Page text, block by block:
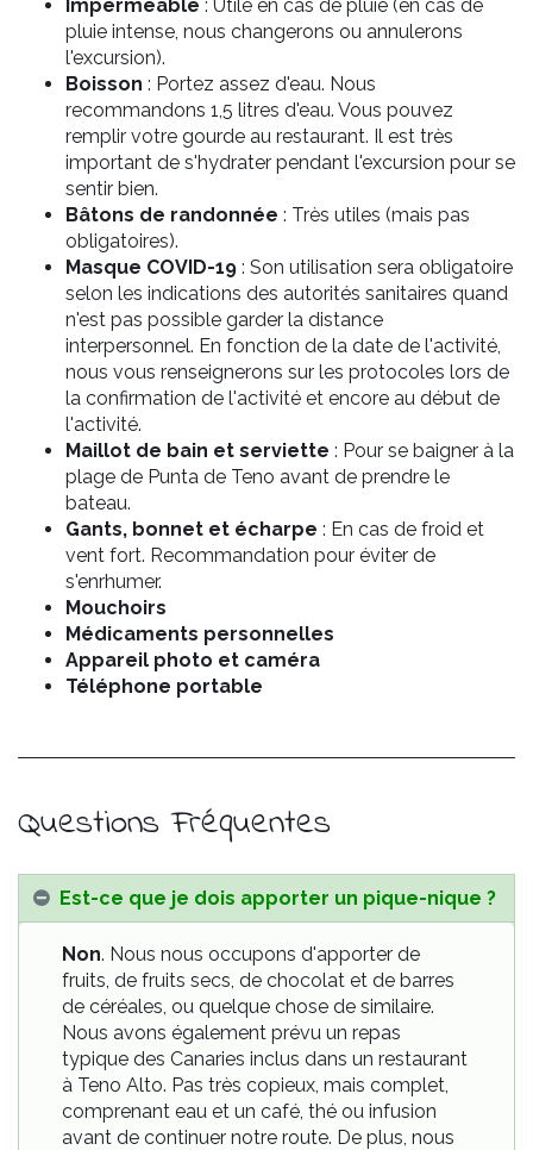
Impérmeable : Utile en cas de pluie (en cas de
pluie intense, nous changerons ou annulerons
l'excursion).
Boisson : Portez assez d'eau. Nous
recommandons 1,5 litres d'eau. Vous pouvez
remplir votre gourde au restaurant. Il est très
important de s'hydrater pendant l'excursion pour se
sentir bien.
Bâtons de randonnée : Très utiles (mais pas
obligatoires).
Masque COVID-19 : Son utilisation sera obligatoire
selon les indications des autorités sanitaires quand
n'est pas possible garder la distance
interpersonnel. En fonction de la date de l'activité,
nous vous renseignerons sur les protocoles lors de
la confirmation de l'activité et encore au début de
l'activité.
Maillot de bain et serviette : Pour se baigner à la
plage de Punta de Teno avant de prendre le
bateau.
Gants, bonnet et écharpe : En cas de froid et
vent fort. Recommandation pour éviter de
s'enrhumer.
Mouchoirs
Médicaments personnelles
Appareil photo et caméra
Téléphone portable
Questions Fréquentes
Est-ce que je dois apporter un pique-nique ?
Non. Nous nous occupons d'apporter de
fruits, de fruits secs, de chocolat et de barres
de céréales, ou quelque chose de similaire.
Nous avons également prévu un repas
typique des Canaries inclus dans un restaurant
à Teno Alto. Pas très copieux, mais complet,
comprenant eau et un café, thé ou infusion
avant de continuer notre route. De plus, nous